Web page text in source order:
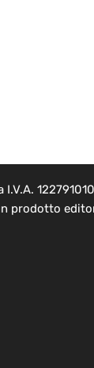
prodotto